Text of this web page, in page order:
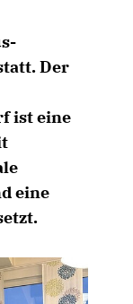
Der
ist eine
eine